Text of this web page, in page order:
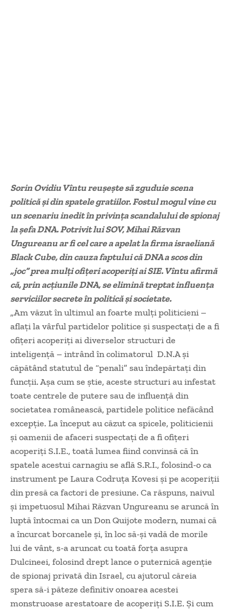
Sorin Ovidiu Vîntu reuşeşte să zguduie scena
politică şi din spatele gratiilor. Fostul mogul vine cu
un scenariu inedit în privinţa scandalului de spionaj
la şefa DNA. Potrivit lui SOV, Mihai Răzvan
Ungureanu ar fi cel care a apelat la firma israeliană
Black Cube, din cauza faptului că DNA a scos din
„joc” prea mulţi ofiţeri acoperiţi ai SIE. Vîntu afirmă
că, prin acţiunile DNA, se elimină treptat influenţa
serviciilor secrete în politică şi societate.
„Am văzut în ultimul an foarte mulți politicieni –
aflați la vârful partidelor politice și suspectați de a fi
ofițeri acoperiți ai diverselor structuri de
inteligență – intrând în colimatorul D.N.A și
căpătând statutul de “penali” sau îndepărtați din
funcții. Așa cum se știe, aceste structuri au infestat
toate centrele de putere sau de influență din
societatea românească, partidele politice nefăcând
excepție. La început au căzut ca spicele, politicienii
și oamenii de afaceri suspectați de a fi ofițeri
acoperiți S.I.E., toată lumea fiind convinsă că în
spatele acestui carnagiu se află S.R.I., folosind-o ca
instrument pe Laura Codruța Kovesi și pe acoperiții
din presă ca factori de presiune. Ca răspuns, naivul
și impetuosul Mihai Răzvan Ungureanu se aruncă în
luptă întocmai ca un Don Quijote modern, numai că
a încurcat borcanele și, în loc să-și vadă de morile
lui de vânt, s-a aruncat cu toată forța asupra
Dulcineei, folosind drept lance o puternică agenție
de spionaj privată din Israel, cu ajutorul căreia
spera să-i păteze definitiv onoarea acestei
monstruoase arestatoare de acoperiți S.I.E. Și cum